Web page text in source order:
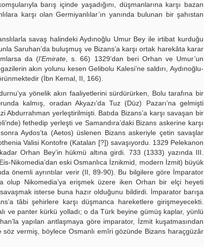
barış içinde yaşadığını, düşmanlarına karşı bazan
karşı olan Germiyanlılar’ın yanında bulunan bir şahıstan
savaş halindeki Aydınoğlu Umur Bey ile irtibat kurduğu
Saruhan’da buluşmuş ve Bizans’a karşı ortak harekâta karar
da (l’Emirate , s. 66) 1329’dan beri Orhan ve Umur’un
akın yolunu kesen Gelibolu Kalesi’ne saldırı, Aydınoğlu-
(İbn Kemal, II, 166).
yönelik akın faaliyetlerini sürdürürken, Bolu tarafına bir
kalmış, oradan Akyazı’da Tuz (Düz) Pazarı’na gelmişti
Abdurrahman yerleştirilmişti. Batıda Bizans’a karşı savaşan bir
fethedip yerleşti ve Samandıra’daki Bizans askerine karşı
Aydos’ta (Aetos) üslenen Bizans askeriyle çetin savaşlar
Valisi Kontofre (Katalan [?]) savaşıyordu. 1329 Pelekanon
Orhan Bey’in hükmü altına girdi. 733 (1333) yazında III.
Nikomedia’dan eski Osmanlıca İznikmid, modern İzmit) büyük
önemli ayrıntılar verir (II, 89-90). Bu bilgilere göre İmparator
olup Nikomedia’ya erişmek üzere iken Orhan bir elçi heyeti
isterse buna hazır olduğunu bildirdi. İmparator barışa
tâbi şehirlere karşı düşmanca hareketlere girişmeyecekti.
ve panter kürkü yolladı; o da Türk beyine gümüş kaplar, yünlü
yapılan antlaşmaya göre imparator, İzmit kuşatmasından
söz vermiş, böylece Osmanlı emîri gözünde Bizans haraçgüzâr